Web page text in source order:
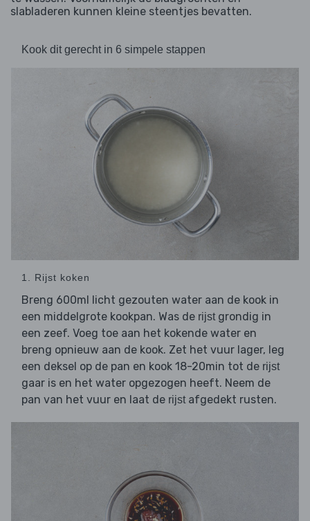
slabladeren kunnen kleine steentjes bevatten.
Kook dit gerecht in 6 simpele stappen
1. Rijst koken
Breng 600ml licht gezouten water aan de kook in
een middelgrote kookpan. Was de rijst grondig in
een zeef. Voeg toe aan het kokende water en
breng opnieuw aan de kook. Zet het vuur lager, leg
een deksel op de pan en kook 18-20min tot de rijst
gaar is en het water opgezogen heeft. Neem de
pan van het vuur en laat de rijst afgedekt rusten.